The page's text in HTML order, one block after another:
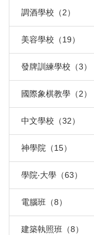
調酒學校（2）
美容學校（19）
發牌訓練學校（3）
國際象棋教學（2）
中文學校（32）
神學院（15）
學院‧大學（63）
電腦班（8）
建築執照班（8）